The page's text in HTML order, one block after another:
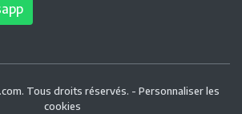
Tous droits réservés. - Personnaliser les
cookies